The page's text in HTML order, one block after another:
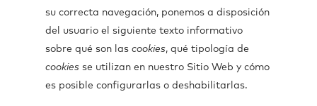
su correcta navegación, ponemos a disposición
del usuario el siguiente texto informativo
sobre qué son las cookies, qué tipología de
cookies se utilizan en nuestro Sitio Web y cómo
es posible configurarlas o deshabilitarlas.